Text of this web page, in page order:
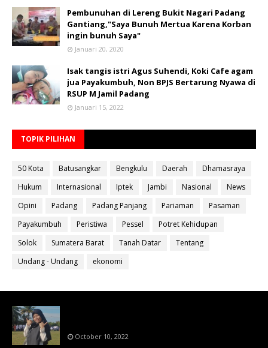
Pembunuhan di Lereng Bukit Nagari Padang
Gantiang,"Saya Bunuh Mertua Karena Korban
ingin bunuh Saya"
Januari 20, 2020
Isak tangis istri Agus Suhendi, Koki Cafe agam
jua Payakumbuh, Non BPJS Bertarung Nyawa di
RSUP M Jamil Padang
Januari 15, 2022
TOPIK PILIHAN
50 Kota Batusangkar Bengkulu Daerah
Dhamasraya
Hukum
Internasional Iptek Jambi Nasional
News
Opini
Padang Padang Panjang Pariaman
Pasaman
Payakumbuh
Peristiwa Pessel
Potret Kehidupan
Solok
Sumatera Barat Tanah Datar
Tentang
Undang - Undang
ekonomi
October 10, 2022